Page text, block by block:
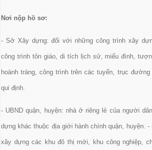
Nơi nộp hồ sơ:
- Sở Xây dựng: đối với những công trình xây
công trình tôn giáo, di tích lịch sử, miếu đình,
hoành tráng, công trình trên các tuyến, trục
qui định.
- UBND quận, huyện: nhà ở riêng lẻ của người
dựng khác thuộc địa giới hành chính quận, huyện.
xây dựng các khu đô thị mới, khu công nghiệp,